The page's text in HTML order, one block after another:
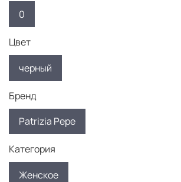
0
Цвет
черный
Бренд
Patrizia Pepe
Категория
Женское